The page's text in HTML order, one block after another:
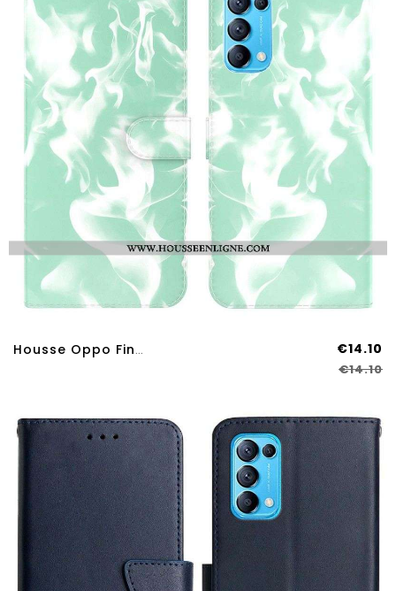
Housse Oppo Find X3 Lite Motif Abstrait €14.10
€14.10